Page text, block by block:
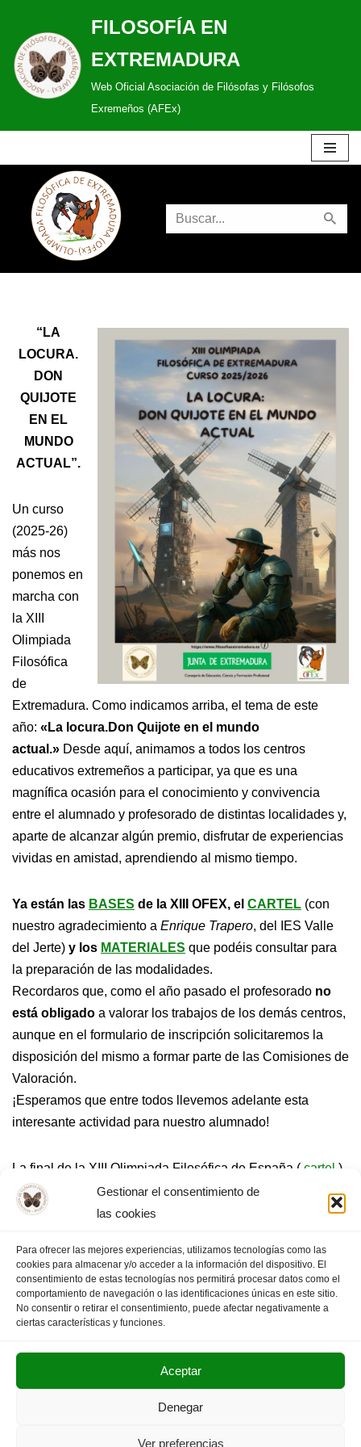
Gestionar el consentimiento de
las cookies
Para ofrecer las mejores experiencias, utilizamos tecnologías como las
cookies para almacenar y/o acceder a la información del dispositivo. El
consentimiento de estas tecnologías nos permitirá procesar datos como el
comportamiento de navegación o las identificaciones únicas en este sitio.
No consentir o retirar el consentimiento, puede afectar negativamente a
ciertas características y funciones.
Aceptar
Denegar
Ver preferencias
Saltar
al
contenido
FILOSOFÍA EN
EXTREMADURA
Web Oficial Asociación de Filósofas y Filósofos
Exremeños (AFEx)
“LA
LOCURA.
DON
QUIJOTE
EN EL
MUNDO
ACTUAL”.
Un curso
(2025-26)
más nos
ponemos en
marcha con
la XIII
Olimpiada
Filosófica
de
Extremadura. Como indicamos arriba, el tema de este
año: «La locura.Don Quijote en el mundo
actual.» Desde aquí, animamos a todos los centros
educativos extremeños a participar, ya que es una
magnífica ocasión para el conocimiento y convivencia
entre el alumnado y profesorado de distintas localidades y,
aparte de alcanzar algún premio, disfrutar de experiencias
vividas en amistad, aprendiendo al mismo tiempo.
Ya están las BASES de la XIII OFEX, el CARTEL (con
nuestro agradecimiento a Enrique Trapero, del IES Valle
del Jerte) y los MATERIALES que podéis consultar para
la preparación de las modalidades.
Recordaros que, como el año pasado el profesorado no
está obligado a valorar los trabajos de los demás centros,
aunque en el formulario de inscripción solicitaremos la
disposición del mismo a formar parte de las Comisiones de
Valoración.
¡Esperamos que entre todos llevemos adelante esta
interesante actividad para nuestro alumnado!
La final de la XIII Olimpiada Filosófica de España ( cartel )
se celebrará en Ciudad Real, durante los días 17-19 de
Abril de 2026.
Como siempre, cualquier duda, sugerencia o comentario,
escribirnos al correo (olimpiada@filosofiaextremadura.es)
POLITICA DE PRIVACIDAD
AVISO LEGAL